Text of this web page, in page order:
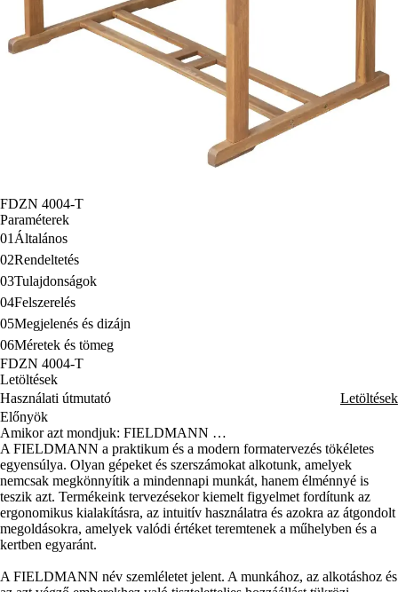
FDZN 4004-T
Paraméterek
01 Általános
02Rendeltetés
03Tulajdonságok
04Felszerelés
05Megjelenés és dizájn
06Méretek és tömeg
FDZN 4004-T
Letöltések
Használati útmutató
Letöltések
Előnyök
Amikor azt mondjuk: FIELDMANN …
A FIELDMANN a praktikum és a modern formatervezés tökéletes
egyensúlya. Olyan gépeket és szerszámokat alkotunk, amelyek
nemcsak megkönnyítik a mindennapi munkát, hanem élménnyé is
teszik azt. Termékeink tervezésekor kiemelt figyelmet fordítunk az
ergonomikus kialakításra, az intuitív használatra és azokra az átgondolt
megoldásokra, amelyek valódi értéket teremtenek a műhelyben és a
kertben egyaránt.
A FIELDMANN név szemléletet jelent. A munkához, az alkotáshoz és